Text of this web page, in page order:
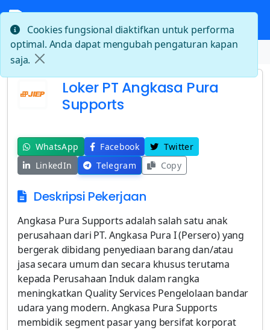
Beranda Loker PT Angkasa Pura Supports
Loker PT Angkasa Pura
Supports
WhatsApp Facebook
Twitter
LinkedIn
Telegram Copy
Deskripsi Pekerjaan
Angkasa Pura Supports adalah salah satu anak
perusahaan dari PT. Angkasa Pura I (Persero) yang
bergerak dibidang penyediaan barang dan/atau
jasa secara umum dan secara khusus terutama
kepada Perusahaan Induk dalam rangka
meningkatkan Quality Services Pengelolaan bandar
udara yang modern. Angkasa Pura Supports
membidik segment pasar yang bersifat korporat
Cookies fungsional diaktifkan untuk performa
optimal. Anda dapat mengubah pengaturan kapan
saja.